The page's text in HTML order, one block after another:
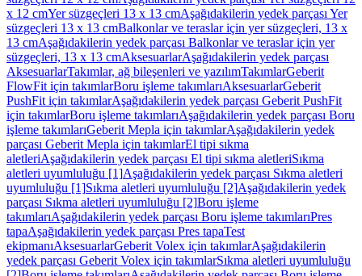
x 12 cmYer süzgeçleri 13 x 13 cmAşağıdakilerin yedek parçası Yer
süzgeçleri 13 x 13 cmBalkonlar ve teraslar için yer süzgeçleri, 13 x
13 cmAşağıdakilerin yedek parçası Balkonlar ve teraslar için yer
süzgeçleri, 13 x 13 cmAksesuarlarAşağıdakilerin yedek parçası
AksesuarlarTakımlar, ağ bileşenleri ve yazılımTakımlarGeberit
FlowFit için takımlarBoru işleme takımlarıAksesuarlarGeberit
PushFit için takımlarAşağıdakilerin yedek parçası Geberit PushFit
için takımlarBoru işleme takımlarıAşağıdakilerin yedek parçası Boru
işleme takımlarıGeberit Mepla için takımlarAşağıdakilerin yedek
parçası Geberit Mepla için takımlarEl tipi sıkma
aletleriAşağıdakilerin yedek parçası El tipi sıkma aletleriSıkma
aletleri uyumluluğu [1]Aşağıdakilerin yedek parçası Sıkma aletleri
uyumluluğu [1]Sıkma aletleri uyumluluğu [2]Aşağıdakilerin yedek
parçası Sıkma aletleri uyumluluğu [2]Boru işleme
takımlarıAşağıdakilerin yedek parçası Boru işleme takımlarıPres
tapaAşağıdakilerin yedek parçası Pres tapaTest
ekipmanıAksesuarlarGeberit Volex için takımlarAşağıdakilerin
yedek parçası Geberit Volex için takımlarSıkma aletleri uyumluluğu